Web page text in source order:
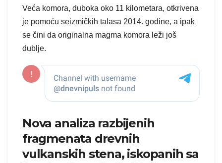
Veća komora, duboka oko 11 kilometara, otkrivena
je pomoću seizmičkih talasa 2014. godine, a ipak
se čini da originalna magma komora leži još
dublje.
Nova analiza razbijenih
fragmenata drevnih
vulkanskih stena, iskopanih sa